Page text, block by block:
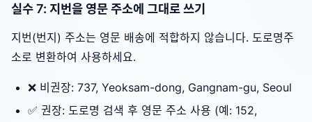
실수 7: 지번을 영문 주소에 그대로 쓰기
지번(번지) 주소는 영문 배송에 적합하지 않습니다. 도로명주
소로 변환하여 사용하세요.
❌ 비권장: 737, Yeoksam-dong, Gangnam-gu, Seoul
✅ 권장: 도로명 검색 후 영문 주소 사용 (예: 152,